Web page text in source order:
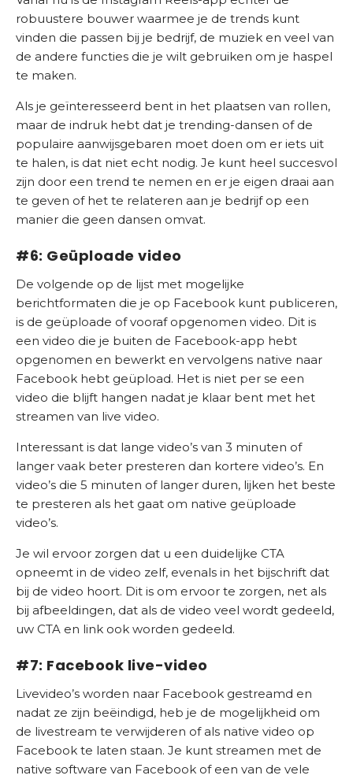
robuustere bouwer waarmee je de trends kunt
vinden die passen bij je bedrijf, de muziek en veel van
de andere functies die je wilt gebruiken om je haspel
te maken.
Als je geïnteresseerd bent in het plaatsen van rollen,
maar de indruk hebt dat je trending-dansen of de
populaire aanwijsgebaren moet doen om er iets uit
te halen, is dat niet echt nodig. Je kunt heel succesvol
zijn door een trend te nemen en er je eigen draai aan
te geven of het te relateren aan je bedrijf op een
manier die geen dansen omvat.
#6: Geüploade video
De volgende op de lijst met mogelijke
berichtformaten die je op Facebook kunt publiceren,
is de geüploade of vooraf opgenomen video. Dit is
een video die je buiten de Facebook-app hebt
opgenomen en bewerkt en vervolgens native naar
Facebook hebt geüpload. Het is niet per se een
video die blijft hangen nadat je klaar bent met het
streamen van live video.
Interessant is dat lange video’s van 3 minuten of
langer vaak beter presteren dan kortere video’s. En
video’s die 5 minuten of langer duren, lijken het beste
te presteren als het gaat om native geüploade
video’s.
Je wil ervoor zorgen dat u een duidelijke CTA
opneemt in de video zelf, evenals in het bijschrift dat
bij de video hoort. Dit is om ervoor te zorgen, net als
bij afbeeldingen, dat als de video veel wordt gedeeld,
uw CTA en link ook worden gedeeld.
#7: Facebook live-video
Livevideo’s worden naar Facebook gestreamd en
nadat ze zijn beëindigd, heb je de mogelijkheid om
de livestream te verwijderen of als native video op
Facebook te laten staan. Je kunt streamen met de
native software van Facebook of een van de vele